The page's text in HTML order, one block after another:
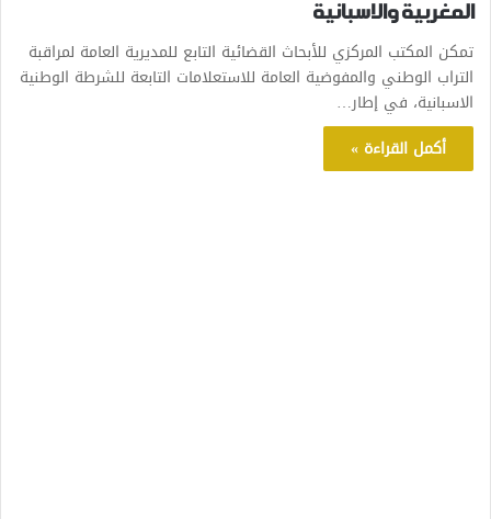
المغربية والاسبانية
تمكن المكتب المركزي للأبحاث القضائية التابع للمديرية العامة لمراقبة
التراب الوطني والمفوضية العامة للاستعلامات التابعة للشرطة الوطنية
الاسبانية، في إطار…
أكمل القراءة »